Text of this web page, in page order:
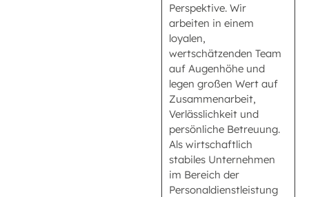
Perspektive. Wir
arbeiten in einem
loyalen,
wertschätzenden Team
auf Augenhöhe und
legen großen Wert auf
Zusammenarbeit,
Verlässlichkeit und
persönliche Betreuung.
Als wirtschaftlich
stabiles Unternehmen
im Bereich der
Personaldienstleistung